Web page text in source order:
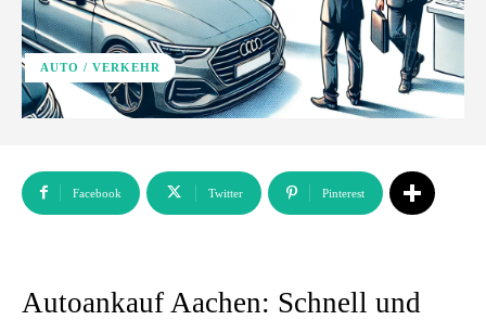
AUTO / VERKEHR
Facebook Twitter Pinterest
Autoankauf Aachen: Schnell und